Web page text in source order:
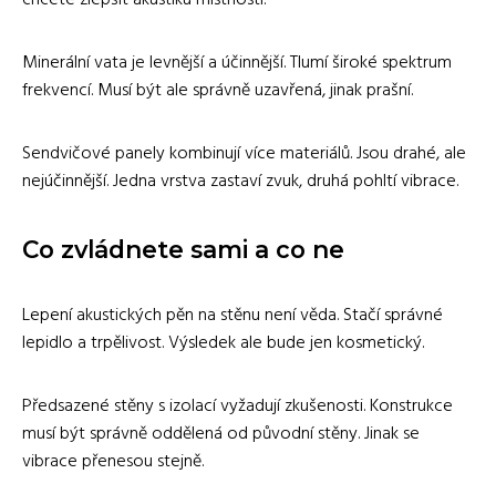
Minerální vata je levnější a účinnější. Tlumí široké spektrum
frekvencí. Musí být ale správně uzavřená, jinak prašní.
Sendvičové panely kombinují více materiálů. Jsou drahé, ale
nejúčinnější. Jedna vrstva zastaví zvuk, druhá pohltí vibrace.
Co zvládnete sami a co ne
Lepení akustických pěn na stěnu není věda. Stačí správné
lepidlo a trpělivost. Výsledek ale bude jen kosmetický.
Předsazené stěny s izolací vyžadují zkušenosti. Konstrukce
musí být správně oddělená od původní stěny. Jinak se
vibrace přenesou stejně.